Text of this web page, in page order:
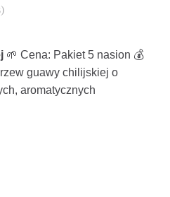
🌱 Cena: Pakiet 5 nasion 💰
guawy chilijskiej o
aromatycznych